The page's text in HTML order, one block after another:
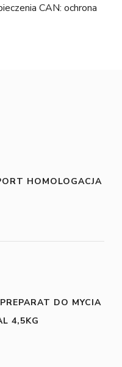
CAN: ochrona
HOMOLOGACJA
DO MYCIA
4,5KG